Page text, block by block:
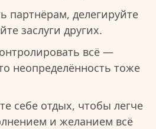
партнёрам, делегируйте
заслуги других.
всё —
неопределённость тоже
себе отдых, чтобы легче
и желанием всё